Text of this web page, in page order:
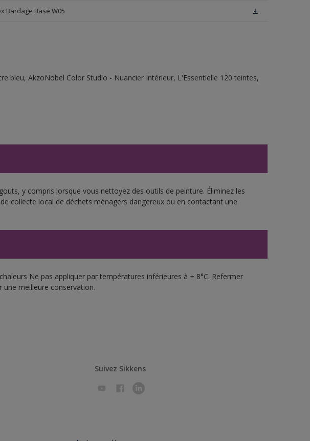
Bardage Base W05
bleu, AkzoNobel Color Studio - Nuancier Intérieur, L'Essentielle 120 teintes,
y compris lorsque vous nettoyez des outils de peinture. Éliminez les
collecte local de déchets ménagers dangereux ou en contactant une
Ne pas appliquer par températures inférieures à + 8°C. Refermer
une meilleure conservation.
Suivez Sikkens